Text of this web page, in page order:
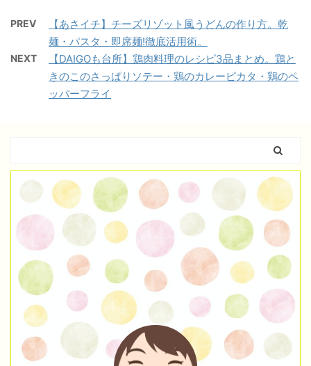
PREV
【あさイチ】チーズリゾット風うどんの作り方。乾
麺・パスタ・即席麺!徹底活用術。
NEXT
【DAIGOも台所】鶏肉料理のレシピ3品まとめ。鶏と
きのこのさっぱりソテー・鶏のカレーピカタ・鶏のペ
ッパーフライ